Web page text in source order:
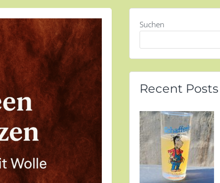
Suchen
Recent Posts